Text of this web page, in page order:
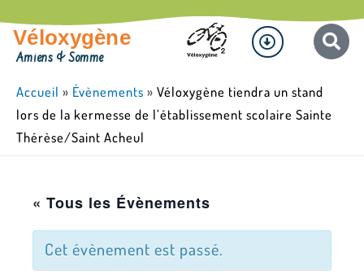
au
contenu
Véloxygène
Amiens & Somme
Menu
Accueil » Évènements » Véloxygène tiendra un stand
lors de la kermesse de l’établissement scolaire Sainte
Thérèse/Saint Acheul
« Tous les Évènements
Cet évènement est passé.